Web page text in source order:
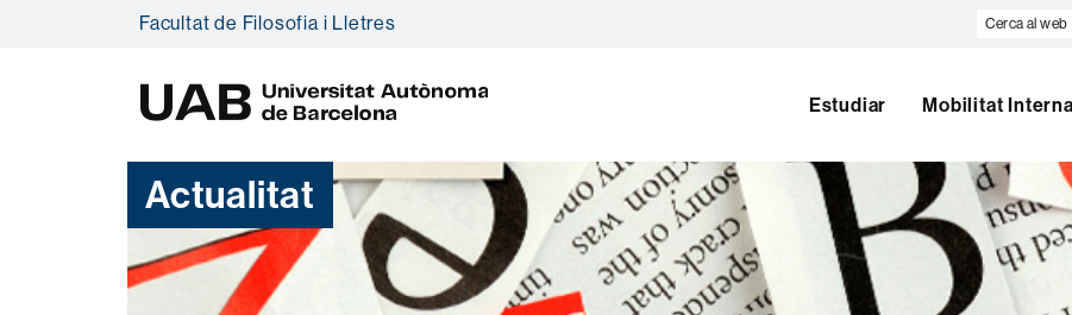
Facultat de Filosofia i Lletres
Cerca
B
Estudiar Mobilitat
Actualitat